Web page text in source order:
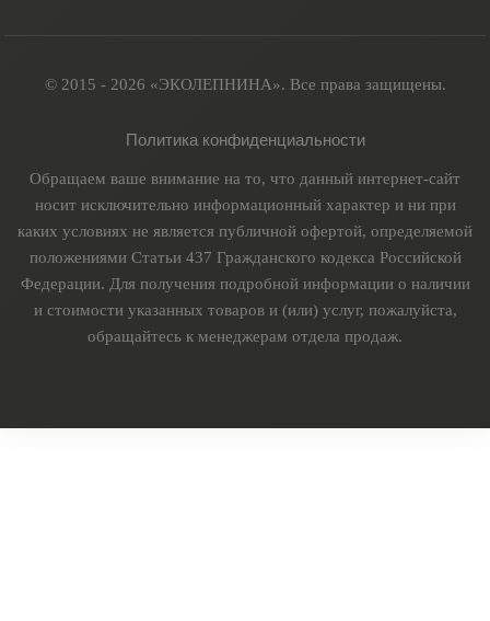
© 2015 - 2026 «ЭКОЛЕПНИНА». Все права защищены.
Политика конфиденциальности
Обращаем ваше внимание на то, что данный интернет-сайт
носит исключительно информационный характер и ни при
каких условиях не является публичной офертой, определяемой
положениями Статьи 437 Гражданского кодекса Российской
Федерации. Для получения подробной информации о наличии
и стоимости указанных товаров и (или) услуг, пожалуйста,
обращайтесь к менеджерам отдела продаж.